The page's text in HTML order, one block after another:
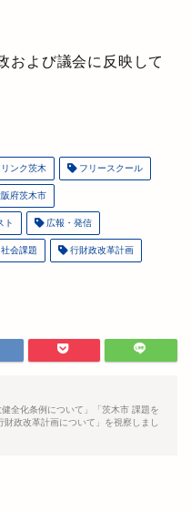
および議会に反映して
ンク茨木 フリースクール
府茨木市
ト 広報・発信
会課題 行財政改革計画
全化条例について」「茨木市 課題を
政改革計画について」を視察しまし